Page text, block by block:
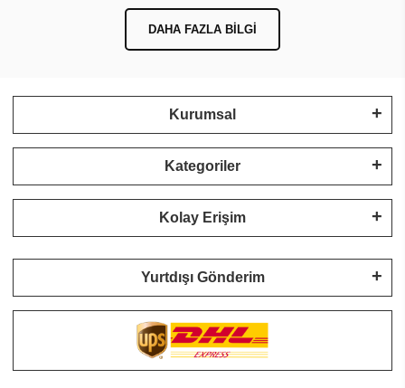
DAHA FAZLA BILGI
Kurumsal
Kategoriler
Kolay Erişim
Yurtdışı Gönderim